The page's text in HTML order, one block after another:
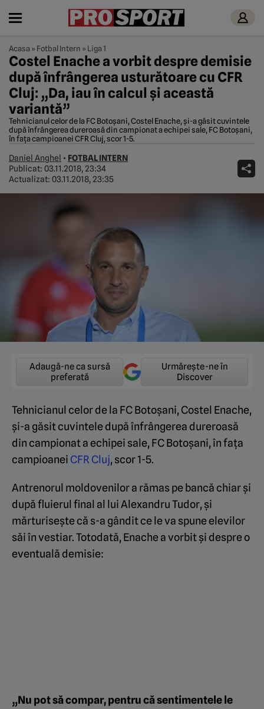
Acasa » Fotbal Intern » Liga 1
Costel Enache a vorbit despre demisie
după înfrângerea usturătoare cu CFR
Cluj: „Da, iau în calcul și această
variantă”
Tehnicianul celor de la FC Botoșani, Costel Enache, și-a găsit cuvintele
după înfrângerea dureroasă din campionat a echipei sale, FC Botoșani,
în fața campioanei CFR Cluj, scor 1-5.
Daniel Anghel • FOTBAL INTERN
Publicat: 03.11.2018, 23:34
Actualizat: 03.11.2018, 23:35
Adaugă-ne ca sursă
preferată
Urmărește-ne în
Discover
Tehnicianul celor de la FC Botoșani, Costel Enache,
și-a găsit cuvintele după înfrângerea dureroasă
din campionat a echipei sale, FC Botoșani, în fața
campioanei CFR Cluj, scor 1-5.
Antrenorul moldovenilor a rămas pe bancă chiar și
după fluierul final al lui Alexandru Tudor, și
mărturisește că s-a gândit ce le va spune elevilor
săi în vestiar. Totodată, Enache a vorbit și despre o
eventuală demisie:
„Nu pot să compar, pentru că sentimentele le